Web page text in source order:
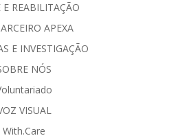
E REABILITAÇÃO
APEXA
E INVESTIGAÇÃO
NÓS
VISUAL
With.Care